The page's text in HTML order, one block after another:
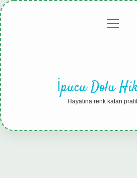
Gizlilikmenüyü
İpucu Dolu
Hayatına renk katan